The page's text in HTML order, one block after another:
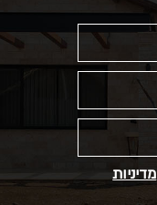
מדיניות